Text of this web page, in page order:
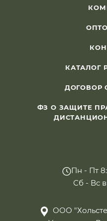
КАТАЛОГ
ДОГОВОР
ФЗ О ЗАЩИТЕ
Пн - Пт
Сб - Вс
ООО